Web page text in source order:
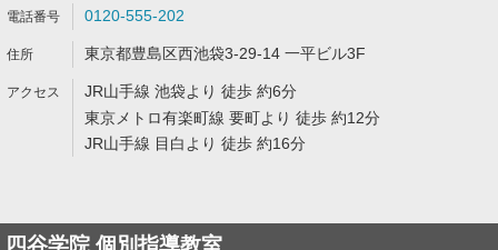
0120-555-202
東京都豊島区西池袋3-29-14 一平ビル3F
JR山手線 池袋より 徒歩 約6分
東京メトロ有楽町線 要町より 徒歩 約12分
JR山手線 目白より 徒歩 約16分
四谷学院 個別指導教室